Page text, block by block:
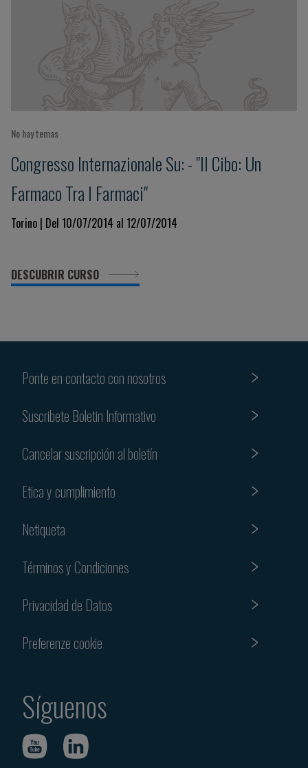
No hay temas
Congresso Internazionale Su: - "Il Cibo: Un
Farmaco Tra I Farmaci"
Torino | Del 10/07/2014 al 12/07/2014
DESCUBRIR CURSO
Ponte en contacto con nosotros
Suscribete Boletin Informativo
Cancelar suscripción al boletín
Etica y cumplimiento
Netiqueta
Términos y Condiciones
Privacidad de Datos
Preferenze cookie
Síguenos